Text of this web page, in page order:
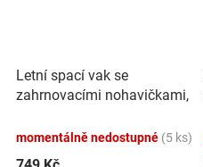
Letní spací vak se
zahrnovacími nohavičkami,
potiskem, M
momentálně nedostupné (5 ks)